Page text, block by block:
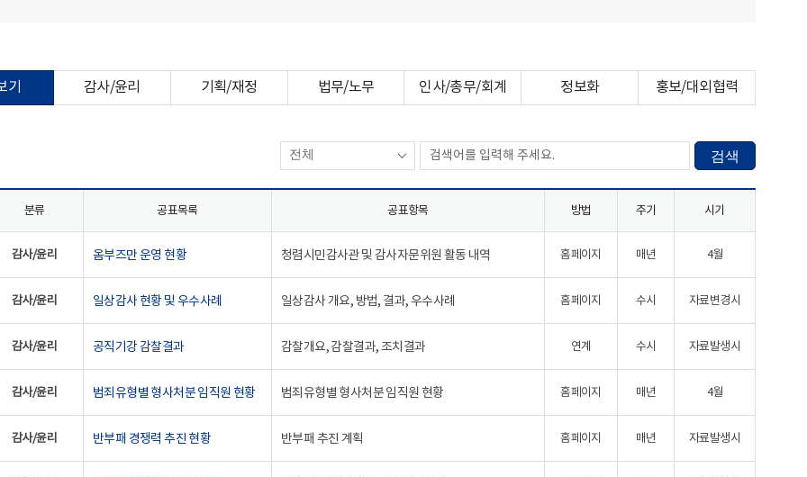
기 감사/윤리 기획/재정 법무/노무 인사/총무/회계 정보화 홍보/대외협력
전체 검색
분류 공표목록 공표항목 방법 주기 시기
감사/윤리 옴부즈만 운영 현황 청렴시민감사관 및 감사자문위원 활동 내역 홈페이지 매년 4월
감사/윤리 일상감사 현황 및 우수사례 일상감사 개요, 방법, 결과, 우수사례 홈페이지 수시 자료변경시
감사/윤리 공직기강 감찰결과 감찰개요, 감찰결과, 조치결과 연계 수시 자료발생시
감사/윤리 범죄유형별 형사처분 임직원 현황 범죄유형별 형사처분 임직원 현황 홈페이지 매년 4월
감사/윤리 반부패 경쟁력 추진 현황 반부패 추진 계획 홈페이지 매년 자료발생시